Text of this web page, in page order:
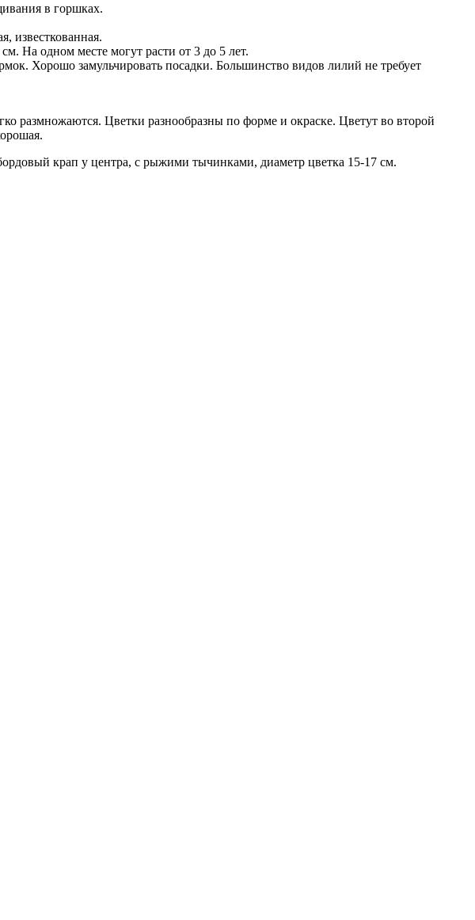
в горшках.
известкованная.
На одном месте могут расти от 3 до 5 лет.
Хорошо замульчировать посадки. Большинство видов лилий не требует
размножаются. Цветки разнообразны по форме и окраске. Цветут во второй
крап у центра, с рыжими тычинками, диаметр цветка 15-17 см.